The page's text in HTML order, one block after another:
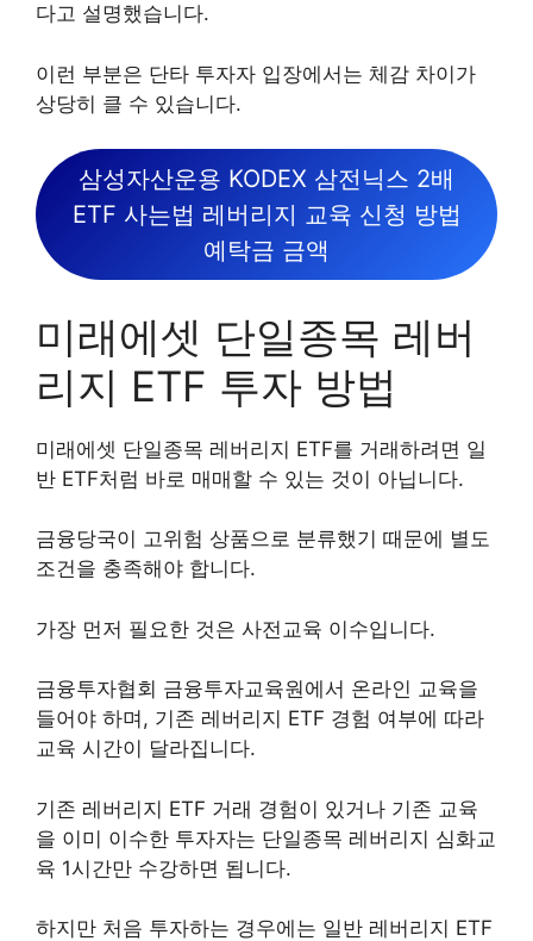
다고 설명했습니다.
이런 부분은 단타 투자자 입장에서는 체감 차이가
상당히 클 수 있습니다.
삼성자산운용 KODEX 삼전닉스 2배
ETF 사는법 레버리지 교육 신청 방법
예탁금 금액
미래에셋 단일종목 레버
리지 ETF 투자 방법
미래에셋 단일종목 레버리지 ETF를 거래하려면 일
반 ETF처럼 바로 매매할 수 있는 것이 아닙니다.
금융당국이 고위험 상품으로 분류했기 때문에 별도
조건을 충족해야 합니다.
가장 먼저 필요한 것은 사전교육 이수입니다.
금융투자협회 금융투자교육원에서 온라인 교육을
들어야 하며, 기존 레버리지 ETF 경험 여부에 따라
교육 시간이 달라집니다.
기존 레버리지 ETF 거래 경험이 있거나 기존 교육
을 이미 이수한 투자자는 단일종목 레버리지 심화교
육 1시간만 수강하면 됩니다.
하지만 처음 투자하는 경우에는 일반 레버리지 ETF